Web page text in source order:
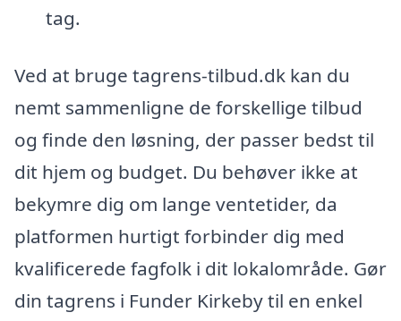
tag.
Ved at bruge tagrens-tilbud.dk kan du
nemt sammenligne de forskellige tilbud
og finde den løsning, der passer bedst til
dit hjem og budget. Du behøver ikke at
bekymre dig om lange ventetider, da
platformen hurtigt forbinder dig med
kvalificerede fagfolk i dit lokalområde. Gør
din tagrens i Funder Kirkeby til en enkel